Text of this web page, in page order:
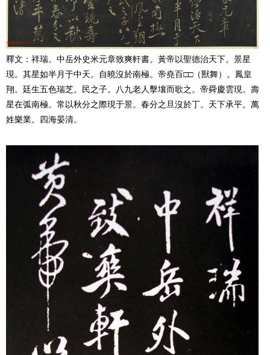
釋文：祥瑞。中岳外史米元章致爽軒書。黃帝以聖德治天下。景星
現。其星如半月于中天。自曉沒於南極。帝堯百□□（獸舞）。鳳皇
翔。廷生五色瑞芝。民之子。八九老人擊壤而歌之。帝舜慶雲現。壽
星在弧南極。常以秋分之際現于景。春分之旦沒於丁。天下承平。萬
姓樂業。四海晏清。